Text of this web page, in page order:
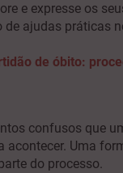
e expresse os
de ajudas práticas
de óbito:
confusos que
acontecer. Uma
do processo.